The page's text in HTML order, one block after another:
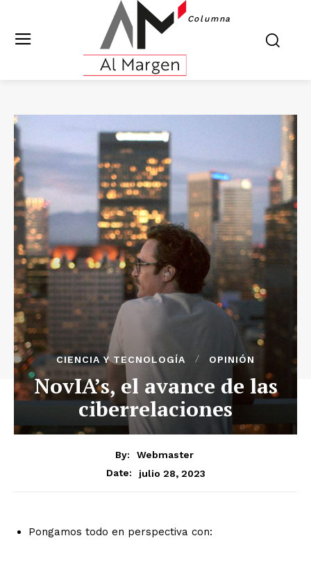
Columna
CIENCIA Y TECNOLOGÍA OPINIÓN
NovIA’s, el avance de las
ciberrelaciones
By:
Webmaster
Date:
julio 28, 2023
Pongamos todo en perspectiva con: